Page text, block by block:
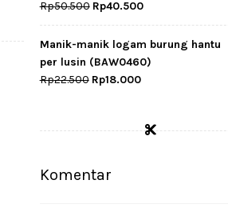
Rp50.500 Original
price
was:
Rp50.500.
Rp40.500Current
price
is:
Rp40.500.
Manik-manik logam burung hantu
per lusin (BAW0460)
Rp22.500 Original
Rp22.500.
Rp18.000Current
Rp18.000.
Komentar